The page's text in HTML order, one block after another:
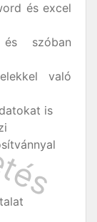
és excel
szóban
való
is